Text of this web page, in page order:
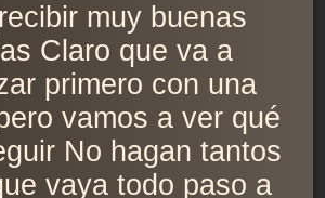
muy buenas
Claro que va a
primero con una
vamos a ver qué
No hagan tantos
vaya todo paso a